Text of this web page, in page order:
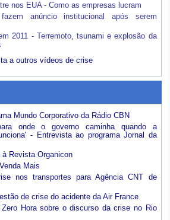
nos EUA - Como as empresas lucram
anúncio institucional após serem
2011 - Terremoto, tsunami e explosão da
a outros vídeos de crise
Mundo Corporativo da Rádio CBN
onde o governo caminha quando a
- Entrevista ao programa Jornal da
Revista Organicon
Mais
nos transportes para Agência CNT de
de crise do acidente da Air France
Hora sobre o discurso da crise no Rio